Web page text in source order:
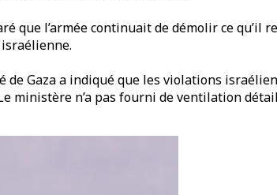
que l’armée continuait de démolir ce
de Gaza a indiqué que les violations
ministère n’a pas fourni de ventilation